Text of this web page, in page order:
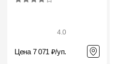
4.0
Цена 7 071 ₽/уп.